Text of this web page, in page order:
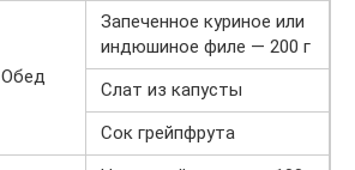
Обед
Запеченное куриное или
индюшиное филе — 200 г
Слат из капусты
Сок грейпфрута